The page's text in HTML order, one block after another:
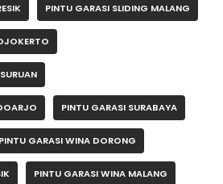
PINTU GARASI SLIDING MALANG
PINTU GARASI SURABAYA
PINTU GARASI WINA DORONG
PINTU GARASI WINA MALANG